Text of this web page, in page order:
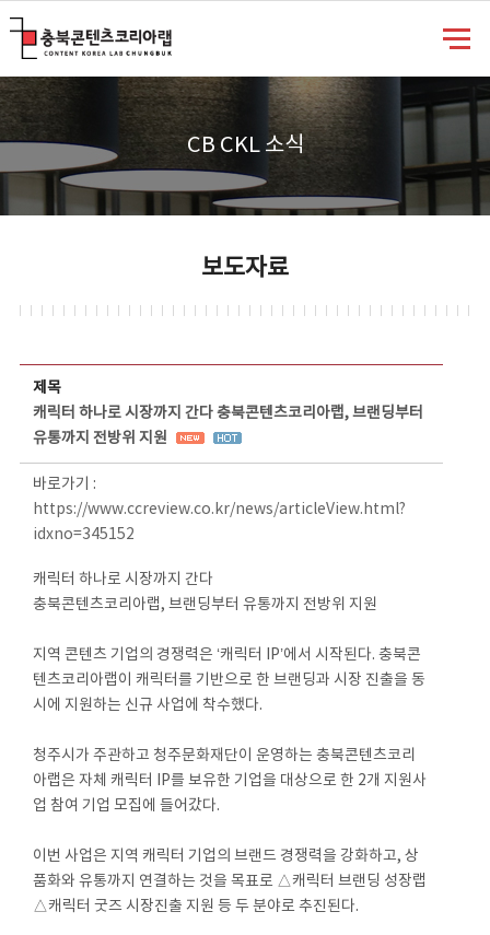
CB CKL 소식
보도자료
제목
캐릭터 하나로 시장까지 간다 충북콘텐츠코리아랩, 브랜딩부터
유통까지 전방위 지원
바로가기 :
https://www.ccreview.co.kr/news/articleView.html?
idxno=345152
캐릭터 하나로 시장까지 간다
충북콘텐츠코리아랩, 브랜딩부터 유통까지 전방위 지원
지역 콘텐츠 기업의 경쟁력은 ‘캐릭터 IP’에서 시작된다. 충북콘
텐츠코리아랩이 캐릭터를 기반으로 한 브랜딩과 시장 진출을 동
시에 지원하는 신규 사업에 착수했다.
청주시가 주관하고 청주문화재단이 운영하는 충북콘텐츠코리
아랩은 자체 캐릭터 IP를 보유한 기업을 대상으로 한 2개 지원사
업 참여 기업 모집에 들어갔다.
이번 사업은 지역 캐릭터 기업의 브랜드 경쟁력을 강화하고, 상
품화와 유통까지 연결하는 것을 목표로 △캐릭터 브랜딩 성장랩
△캐릭터 굿즈 시장진출 지원 등 두 분야로 추진된다.